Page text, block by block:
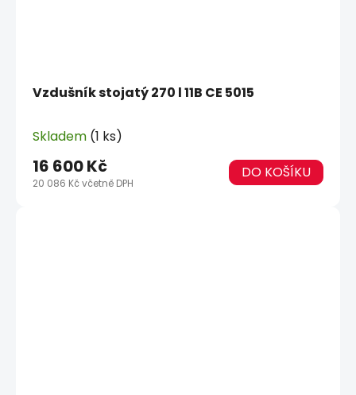
Vzdušník stojatý 270 l 11B CE 5015
Skladem (1 ks)
20 086 Kč včetně DPH
16 600 Kč DO KOŠÍKU